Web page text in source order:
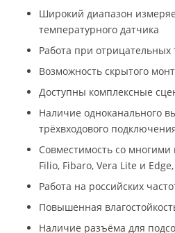
Широкий диапазон
температурного датчика
Работа при отрицательных
Возможность скрытого
Доступны комплексные
Наличие одноканального
трёхвходового
Совместимость со
Filio, Fibaro, Vera Lite и
Работа на российских
Повышенная
Наличие разъёма для